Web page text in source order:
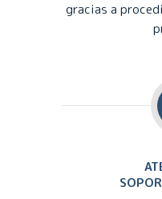
gracias a